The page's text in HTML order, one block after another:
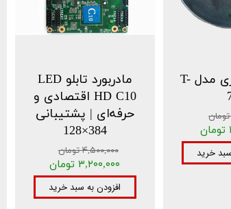
مادربورد تابلو LED
HD C10 اقتصادی و
حرفه‌ای | پشتیبانی
384×128
۴,۵۰۰,۰۰۰ تومان
۳,۲۰۰,۰۰۰ تومان
افزودن به سبد خرید
ساج نان پزی مدل T-
خرید